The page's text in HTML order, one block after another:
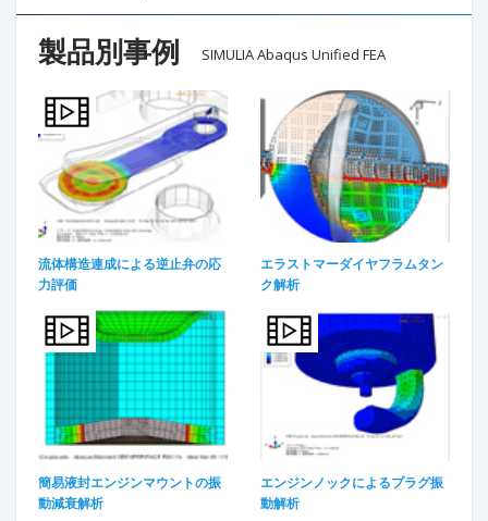
製品別事例 SIMULIA Abaqus Unified FEA
流体構造連成による逆止弁の応
力評価
エラストマーダイヤフラムタン
ク解析
簡易液封エンジンマウントの振
動減衰解析
エンジンノックによるプラグ振
動解析